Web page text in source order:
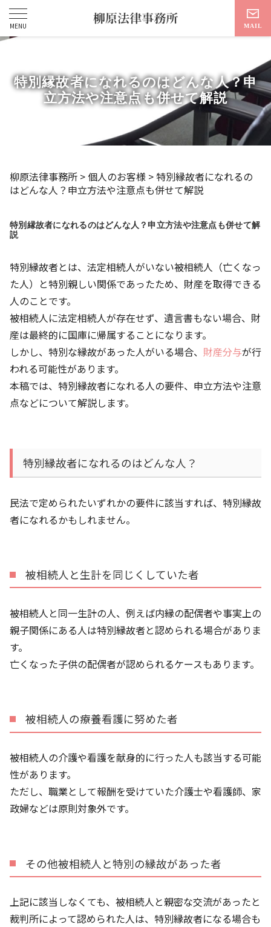
特別縁故者になれるのはどんな人？申
立方法や注意点も併せて解説
柳原法律事務所 > 個人のお客様 > 特別縁故者になれるの
はどんな人？申立方法や注意点も併せて解説
特別縁故者になれるのはどんな人？申立方法や注意点も併せて解
説
特別縁故者とは、法定相続人がいない被相続人（亡くなっ
た人）と特別親しい関係であったため、財産を取得できる
人のことです。
被相続人に法定相続人が存在せず、遺言書もない場合、財
産は最終的に国庫に帰属することになります。
しかし、特別な縁故があった人がいる場合、 財産分与が行
われる可能性があります。
本稿では、特別縁故者になれる人の要件、申立方法や注意
点などについて解説します。
特別縁故者になれるのはどんな人？
民法で定められたいずれかの要件に該当すれば、特別縁故
者になれるかもしれません。
被相続人と生計を同じくしていた者
被相続人と同一生計の人、例えば内縁の配偶者や事実上の
親子関係にある人は特別縁故者と認められる場合がありま
す。
亡くなった子供の配偶者が認められるケースもあります。
被相続人の療養看護に努めた者
被相続人の介護や看護を献身的に行った人も該当する可能
性があります。
ただし、職業として報酬を受けていた介護士や看護師、家
政婦などは原則対象外です。
その他被相続人と特別の縁故があった者
上記に該当しなくても、被相続人と親密な交流があったと
裁判所によって認められた人は、特別縁故者になる場合も